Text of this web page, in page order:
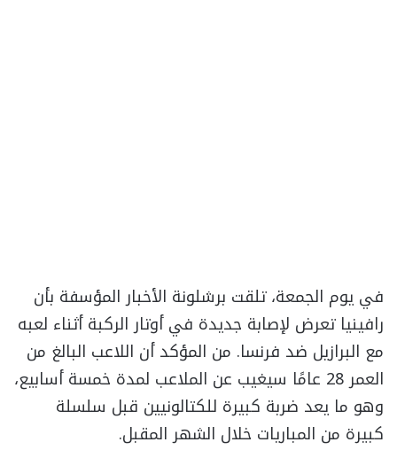
في يوم الجمعة، تلقت برشلونة الأخبار المؤسفة بأن
رافينيا تعرض لإصابة جديدة في أوتار الركبة أثناء لعبه
مع البرازيل ضد فرنسا. من المؤكد أن اللاعب البالغ من
العمر 28 عامًا سيغيب عن الملاعب لمدة خمسة أسابيع،
وهو ما يعد ضربة كبيرة للكتالونيين قبل سلسلة
كبيرة من المباريات خلال الشهر المقبل.